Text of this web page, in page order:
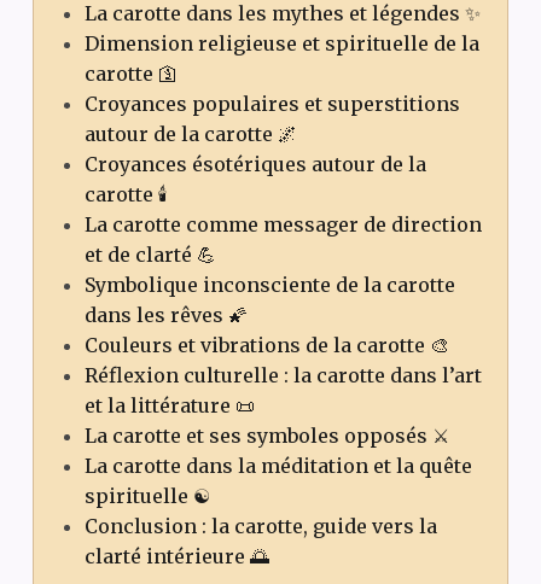
La carotte dans les mythes et légendes ✨
Dimension religieuse et spirituelle de la
carotte 🛐
Croyances populaires et superstitions
autour de la carotte 🌌
Croyances ésotériques autour de la
carotte 🕯️
La carotte comme messager de direction
et de clarté 💪
Symbolique inconsciente de la carotte
dans les rêves 🌠
Couleurs et vibrations de la carotte 🎨
Réflexion culturelle : la carotte dans l’art
et la littérature 📜
La carotte et ses symboles opposés ⚔️
La carotte dans la méditation et la quête
spirituelle ☯️
Conclusion : la carotte, guide vers la
clarté intérieure 🌅